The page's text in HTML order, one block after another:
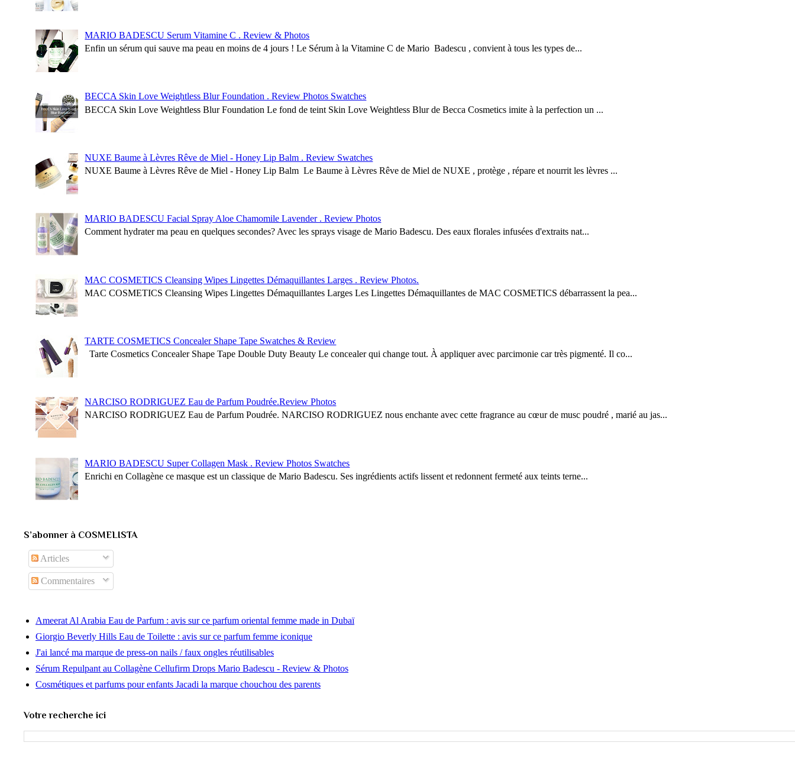
MARIO BADESCU Serum Vitamine C . Review & Photos
Enfin un sérum qui sauve ma peau en moins de 4 jours ! Le Sérum à la Vitamine C de Mario Badescu , convient à tous les types de...
BECCA Skin Love Weightless Blur Foundation . Review Photos Swatches
BECCA Skin Love Weightless Blur Foundation Le fond de teint Skin Love Weightless Blur de Becca Cosmetics imite à la perfection un ...
NUXE Baume à Lèvres Rêve de Miel - Honey Lip Balm . Review Swatches
NUXE Baume à Lèvres Rêve de Miel - Honey Lip Balm Le Baume à Lèvres Rêve de Miel de NUXE , protège , répare et nourrit les lèvres ...
MARIO BADESCU Facial Spray Aloe Chamomile Lavender . Review Photos
Comment hydrater ma peau en quelques secondes? Avec les sprays visage de Mario Badescu. Des eaux florales infusées d'extraits nat...
MAC COSMETICS Cleansing Wipes Lingettes Démaquillantes Larges . Review Photos.
MAC COSMETICS Cleansing Wipes Lingettes Démaquillantes Larges Les Lingettes Démaquillantes de MAC COSMETICS débarrassent la pea...
TARTE COSMETICS Concealer Shape Tape Swatches & Review
Tarte Cosmetics Concealer Shape Tape Double Duty Beauty Le concealer qui change tout. À appliquer avec parcimonie car très pigmenté. Il co...
NARCISO RODRIGUEZ Eau de Parfum Poudrée.Review Photos
NARCISO RODRIGUEZ Eau de Parfum Poudrée. NARCISO RODRIGUEZ nous enchante avec cette fragrance au cœur de musc poudré , marié au jas...
MARIO BADESCU Super Collagen Mask . Review Photos Swatches
Enrichi en Collagène ce masque est un classique de Mario Badescu. Ses ingrédients actifs lissent et redonnent fermeté aux teints terne...
S’abonner à COSMELISTA
Articles
Commentaires
Ameerat Al Arabia Eau de Parfum : avis sur ce parfum oriental femme made in Dubaï
Giorgio Beverly Hills Eau de Toilette : avis sur ce parfum femme iconique
J'ai lancé ma marque de press-on nails / faux ongles réutilisables
Sérum Repulpant au Collagène Cellufirm Drops Mario Badescu - Review & Photos
Cosmétiques et parfums pour enfants Jacadi la marque chouchou des parents
Votre recherche ici